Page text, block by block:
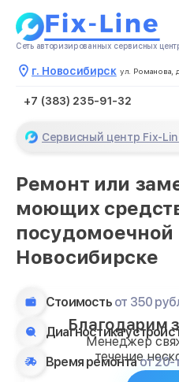
Сеть авторизированных сервисных
г. Новосибирск ул. Романова,
+7 (383) 235-91-32
Сервисный центр Fix-
Ремонт или
моющих
Новосибирске
Стоимость от 350
Диагностика
Время ремонтаот 20-
Благодарим
Менеджер
течение